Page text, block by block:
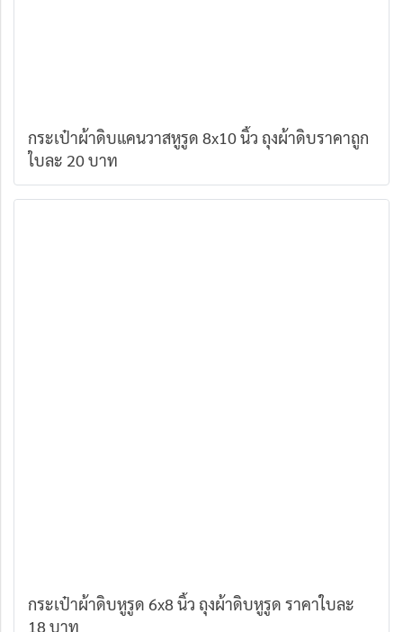
กระเป๋าผ้าดิบแคนวาสหูรูด 8x10 นิ้ว ถุงผ้าดิบราคาถูก
ใบละ 20 บาท
กระเป๋าผ้าดิบหูรูด 6x8 นิ้ว ถุงผ้าดิบหูรูด ราคาใบละ
18 บาท